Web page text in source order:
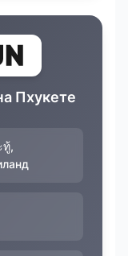
Пхукете
ทู้,